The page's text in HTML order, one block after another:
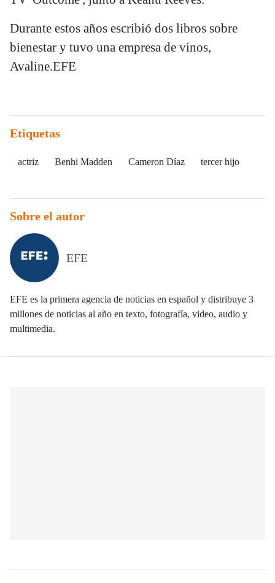
Durante estos años escribió dos libros sobre
bienestar y tuvo una empresa de vinos,
Avaline.EFE
Etiquetas
actriz Benhi Madden Cameron Díaz tercer hijo
Sobre el autor
EFE
EFE es la primera agencia de noticias en español y distribuye 3
millones de noticias al año en texto, fotografía, video, audio y
multimedia.